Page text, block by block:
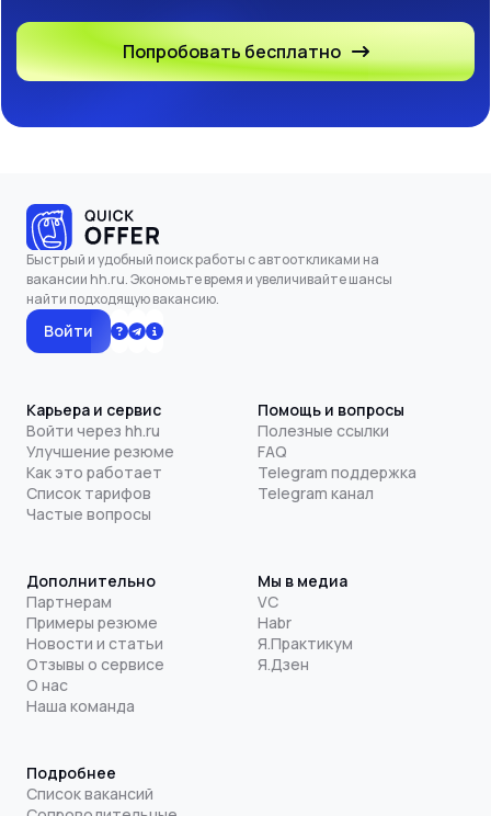
Попробовать бесплатно
Быстрый и удобный поиск работы с автооткликами на
вакансии hh.ru. Экономьте время и увеличивайте шансы
найти подходящую вакансию.
Войти
Карьера и сервис
Войти через hh.ru
Улучшение резюме
Как это работает
Список тарифов
Частые вопросы
Помощь и вопросы
Полезные ссылки
FAQ
Telegram поддержка
Telegram канал
Дополнительно
Партнерам
Примеры резюме
Новости и статьи
Отзывы о сервисе
О нас
Наша команда
Мы в медиа
VC
Habr
Я.Практикум
Я.Дзен
Подробнее
Список вакансий